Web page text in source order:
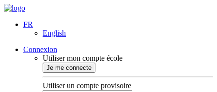
FR
English
Connexion
Utiliser mon compte école
Je me connecte
Utiliser un compte provisoire